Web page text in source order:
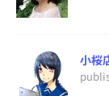
小桜